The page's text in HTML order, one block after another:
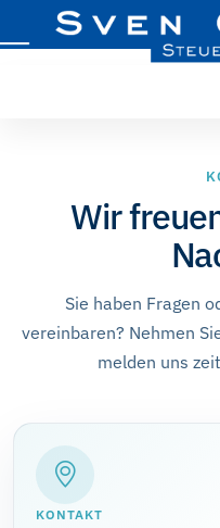
Wir
Sie haben Fragen
vereinbaren? Nehmen
melden uns
KONTAKT